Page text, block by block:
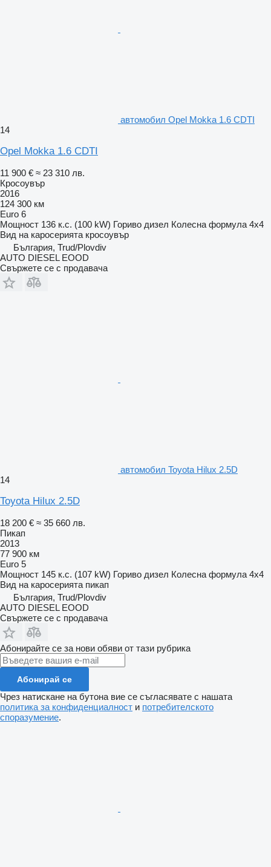
автомобил Opel Mokka 1.6 CDTI
14
Opel Mokka 1.6 CDTI
11 900 € ≈ 23 310 лв.
Кросоувър
2016
124 300 км
Euro 6
Мощност 136 к.с. (100 kW) Гориво дизел Колесна формула 4x4
Вид на каросерията кросоувър
България, Trud/Plovdiv
AUTO DIESEL EOOD
Свържете се с продавача
автомобил Toyota Hilux 2.5D
14
Toyota Hilux 2.5D
18 200 € ≈ 35 660 лв.
Пикап
2013
77 900 км
Euro 5
Мощност 145 к.с. (107 kW) Гориво дизел Колесна формула 4x4
Вид на каросерията пикап
България, Trud/Plovdiv
AUTO DIESEL EOOD
Свържете се с продавача
Абонирайте се за нови обяви от тази рубрика
Абонирай се
Чрез натискане на бутона вие се съгласявате с нашата
политика за конфиденциалност и потребителското
споразумение.